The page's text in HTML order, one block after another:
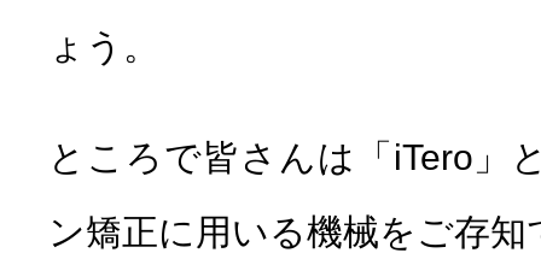
ょう。
ところで皆さんは「iTero」
ン矯正に用いる機械をご存